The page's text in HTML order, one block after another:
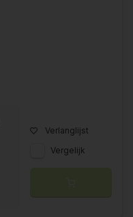
Verlanglijst
Vergelijk